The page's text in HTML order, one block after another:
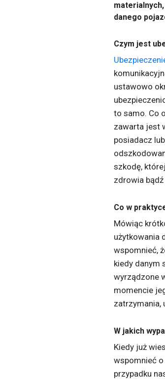
danego
Czym jest
ustawowo
to samo. Co
zawarta jest
posiadacz
szkodę,
zdrowia
Co w
Mówiąc
użytkowania
wspomnieć,
kiedy danym
wyrządzone
momencie
zatrzymania,
W jakich
Kiedy już
wspomnieć o
przypadku